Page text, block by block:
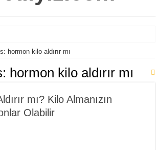
İçin Mutlaka Bilmeniz Gereken 7 Bilgi
Diye Kesecek 11 Sağlıklı Alternatif
Daha Çok İhtiyaç Duyduğu 20 Besin
İçin 10 Çok Sağlıklı Sebep
hormon kilo aldırır mı
hormon kilo aldırır mı
mı? Kilo Almanızın
Olabilir